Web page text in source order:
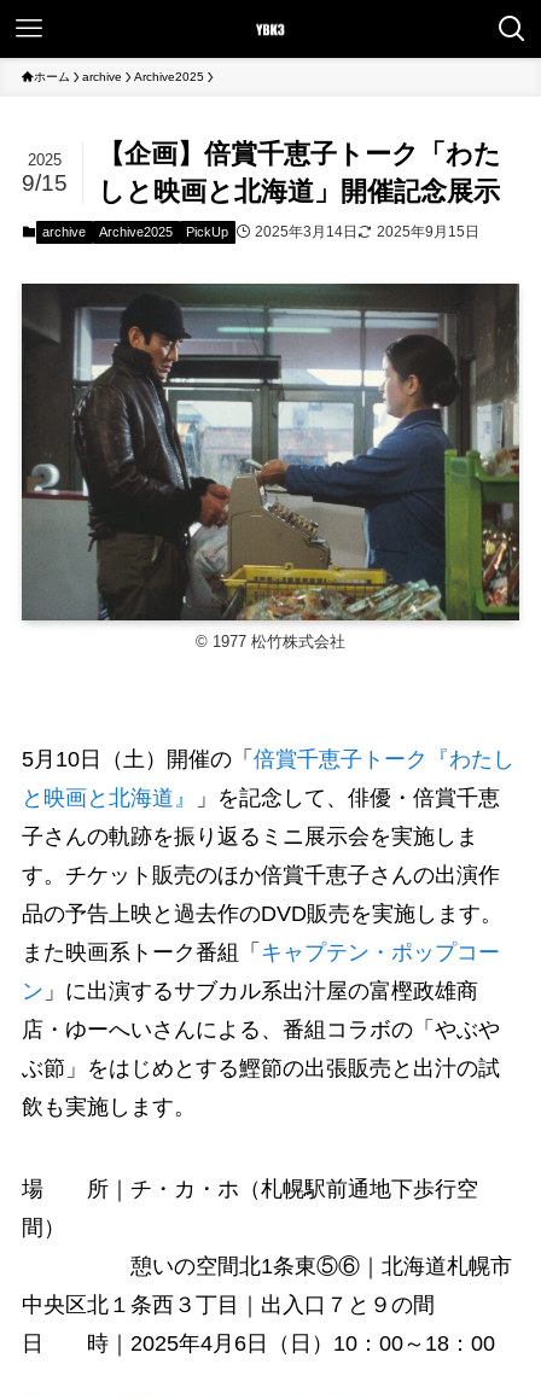
ホーム archive Archive2025
【企画】倍賞千恵子トーク「わた
しと映画と北海道」開催記念展示
2025
9/15
archive Archive2025 PickUp 2025年3月14日 2025年9月15日
© 1977 松竹株式会社
5月10日（土）開催の「 倍賞千恵子トーク『わたし
と映画と北海道』
」を記念して、俳優・倍賞千恵
子さんの軌跡を振り返るミニ展示会を実施しま
す。チケット販売のほか倍賞千恵子さんの出演作
品の予告上映と過去作のDVD販売を実施します。
また映画系トーク番組「 キャプテン・ポップコー
ン 」に出演するサブカル系出汁屋の富樫政雄商
店・ゆーへいさんによる、番組コラボの「やぶや
ぶ節」をはじめとする鰹節の出張販売と出汁の試
飲も実施します。
場 所｜チ・カ・ホ（札幌駅前通地下歩行空
間）
憩いの空間北1条東⑤⑥｜北海道札幌市
中央区北１条西３丁目｜出入口７と９の間
日 時｜2025年4月6日（日）10：00～18：00